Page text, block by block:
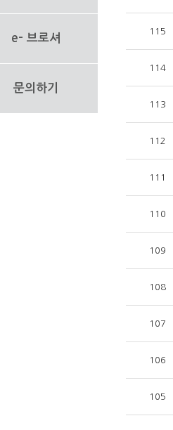
e- 브로셔
문의하기
115
114
113
112
111
110
109
108
107
106
105